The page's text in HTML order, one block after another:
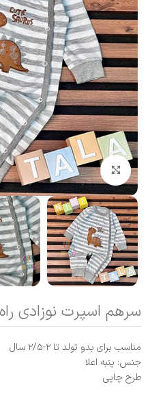
بزرگنمایی تصویر
سرهم اسپرت نوزادی
مناسب برای بدو تولد تا ۲-۲/۵ سال
جنس: پنبه اعلا
طرح چاپی